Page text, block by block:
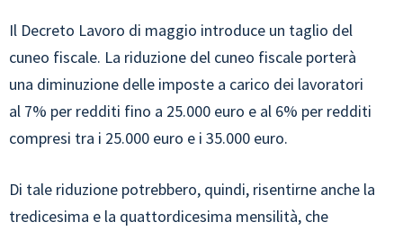
Il Decreto Lavoro di maggio introduce un taglio del
cuneo fiscale. La riduzione del cuneo fiscale porterà
una diminuzione delle imposte a carico dei lavoratori
al 7% per redditi fino a 25.000 euro e al 6% per redditi
compresi tra i 25.000 euro e i 35.000 euro.
Di tale riduzione potrebbero, quindi, risentirne anche la
tredicesima e la quattordicesima mensilità, che